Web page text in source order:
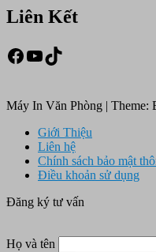
Liên Kết
Facebook
Youtube
TikTok
Máy In Văn Phòng | Theme:
Giới Thiệu
Liên hệ
Chính sách bảo mật
Điều khoản sử dụng
Đăng ký tư vấn
Họ và tên